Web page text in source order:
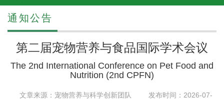
况
新
通知公告
第二届宠物营养与食品国际学术会议
The 2nd International Conference on Pet Food and
Nutrition (2nd CPFN)
文章来源：宠物营养与科学创新团队 发布时间：2026-07-